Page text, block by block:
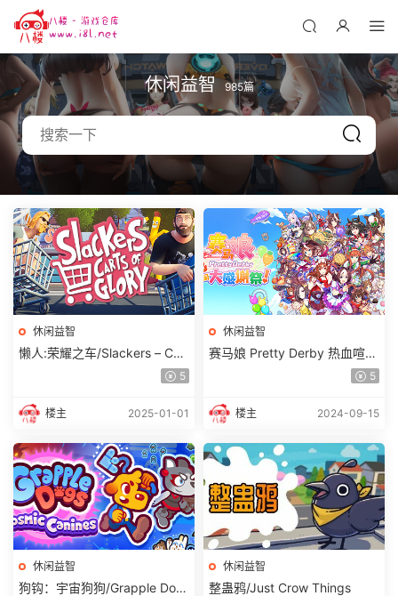
休闲益智 985篇
休闲益智
懒人:荣耀之车/Slackers – Cart
5
楼主 2025-01-01
休闲益智
赛马娘 Pretty Derby 热血喧闹
大感谢祭！ 单机/同屏多人
5
楼主 2024-09-15
休闲益智
狗钩：宇宙狗狗/Grapple Dog
休闲益智
整蛊鸦/Just Crow Things